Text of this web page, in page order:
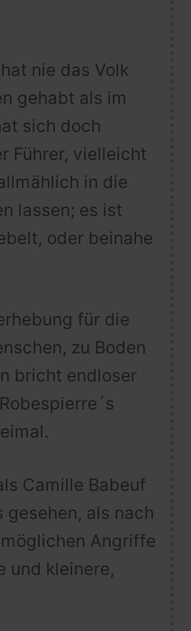
nie das Volk
gehabt als im
sich doch
Führer, vielleicht
in die
lassen; es ist
oder beinahe
für die
zu Boden
bricht endloser
Camille Babeuf
als nach
Angriffe
und kleinere,